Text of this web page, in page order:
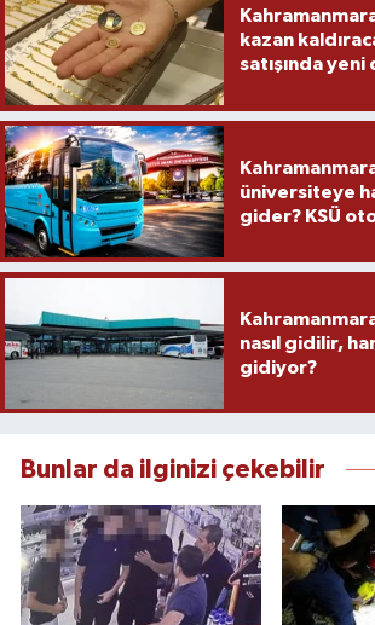
kazan
satışında yeni
üniversiteye
gider? KSÜ
nasıl gidilir,
gidiyor?
Bunlar da ilginizi çekebilir